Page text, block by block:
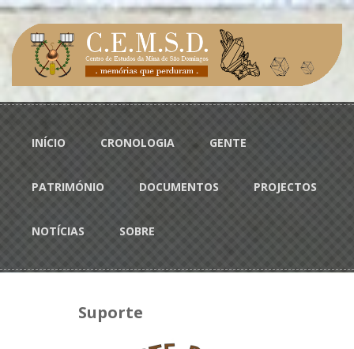
Passar para o conteúdo principal
Menu principal
INÍCIO CRONOLOGIA GENTE
PATRIMÓNIO DOCUMENTOS PROJECTOS
NOTÍCIAS SOBRE
Suporte